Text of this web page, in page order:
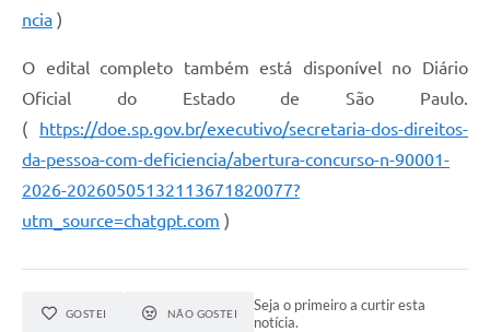
ncia )
O edital completo também está disponível no Diário
Oficial do Estado de São Paulo.
( https://doe.sp.gov.br/executivo/secretaria-dos-direitos-
da-pessoa-com-deficiencia/abertura-concurso-n-90001-
2026-20260505132113671820077?
utm_source=chatgpt.com )
GOSTEI NÃO GOSTEI
Seja o primeiro a curtir esta
notícia.